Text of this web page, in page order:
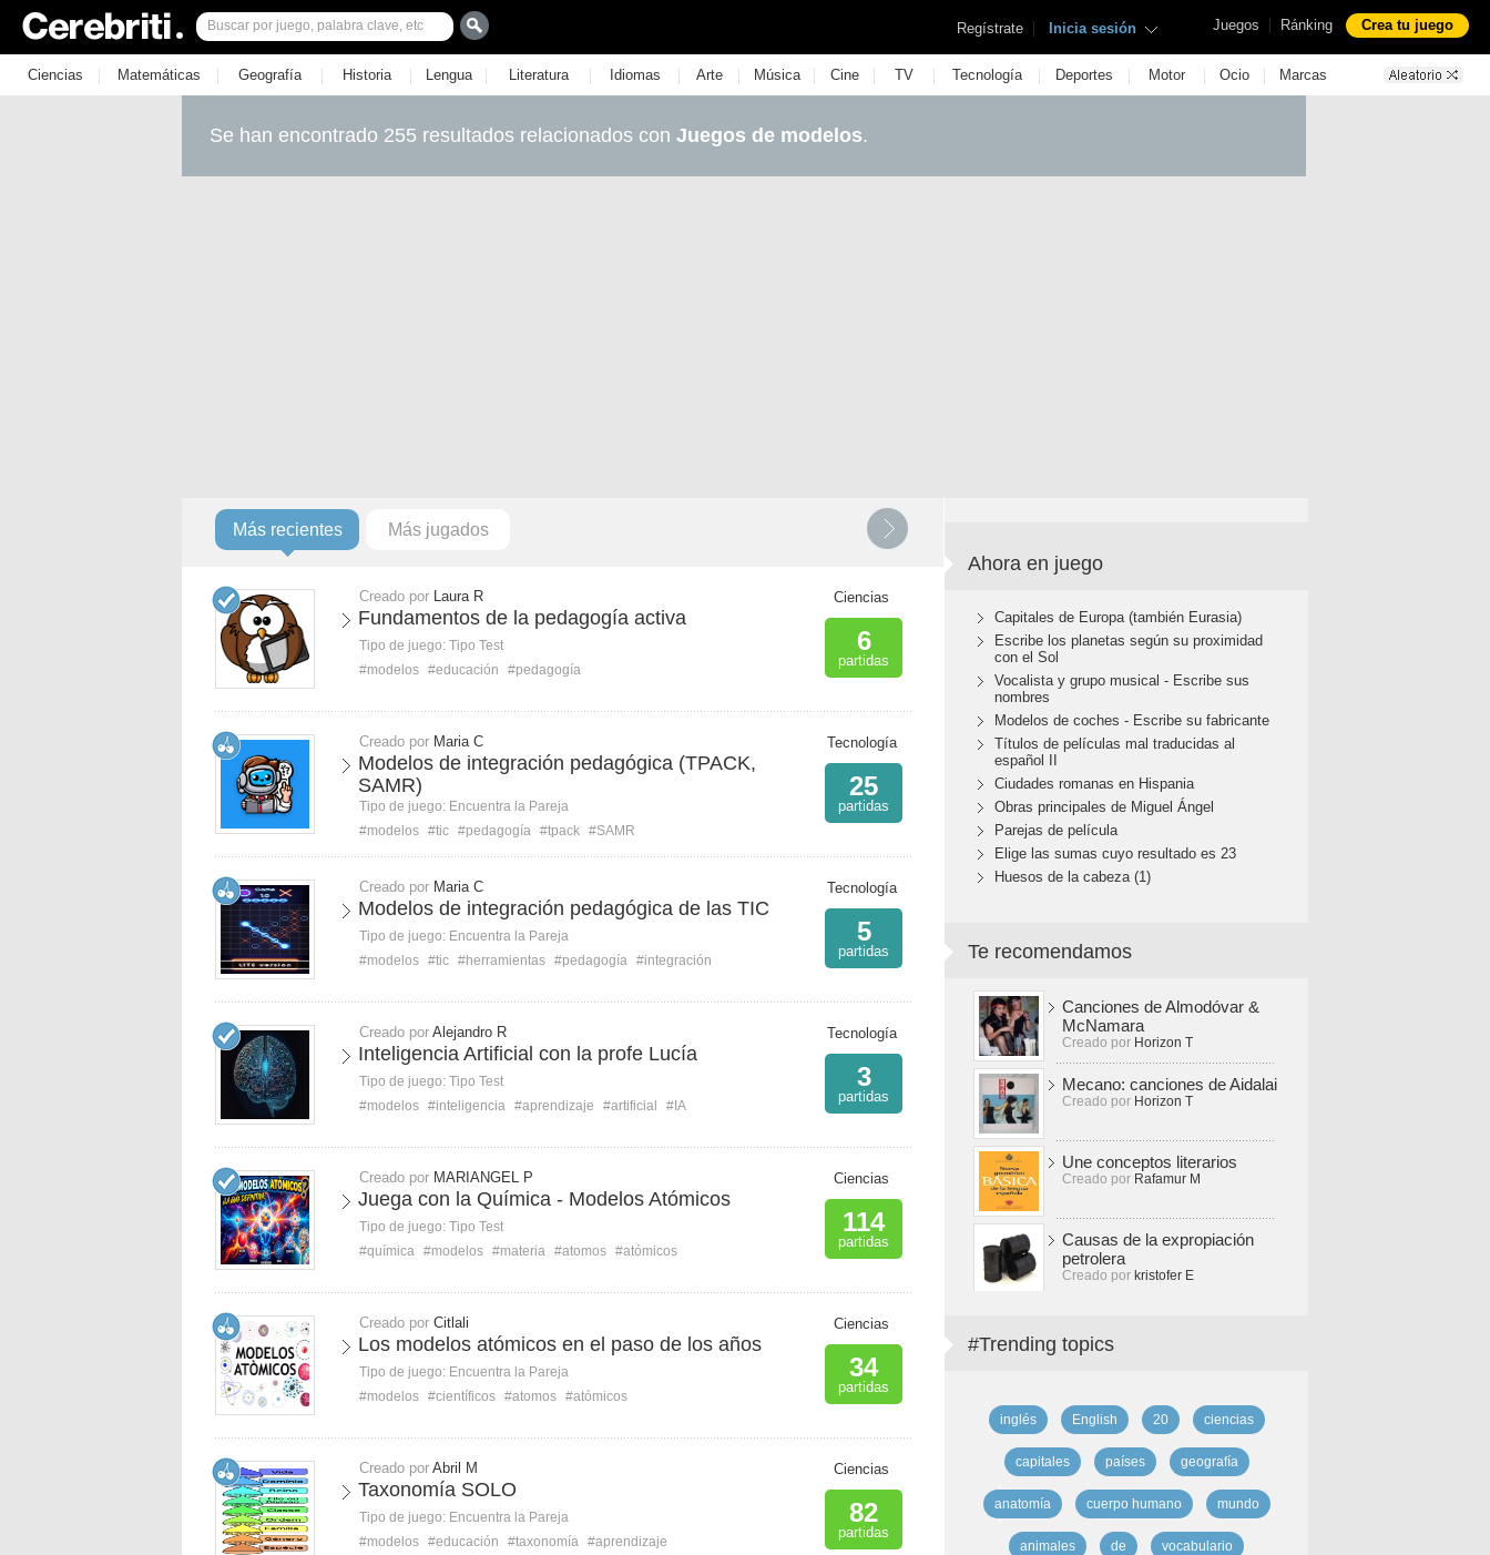
Juegos | Ránking Crea tu juego
Regístrate | Inicia sesión
Ciencias | Matemáticas | Geografía | Historia | Lengua | Literatura | Idiomas | Arte | Música | Cine | TV | Tecnología | Deportes | Motor | Ocio | Marcas
Se han encontrado 255 resultados relacionados con Juegos de modelos.
Más recientes Más jugados
Creado por Laura R
Fundamentos de la pedagogía activa
Tipo de juego: Tipo Test
#modelos #educación #pedagogía
Ciencias
6
partidas
Creado por Maria C
Modelos de integración pedagógica (TPACK,
SAMR)
Tipo de juego: Encuentra la Pareja
#modelos #tic #pedagogía #tpack #SAMR
Tecnología
25
partidas
Creado por Maria C
Modelos de integración pedagógica de las TIC
Tipo de juego: Encuentra la Pareja
#modelos #tic #herramientas #pedagogía #integración
Tecnología
5
partidas
Creado por Alejandro R
Inteligencia Artificial con la profe Lucía
Tipo de juego: Tipo Test
#modelos #inteligencia #aprendizaje #artificial #IA
Tecnología
3
partidas
Creado por MARIANGEL P
Juega con la Química - Modelos Atómicos
Tipo de juego: Tipo Test
#química #modelos #materia #atomos #atómicos
Ciencias
114
partidas
Creado por Citlali
Los modelos atómicos en el paso de los años
Tipo de juego: Encuentra la Pareja
#modelos #científicos #atomos #atómicos
Ciencias
34
partidas
Creado por Abril M
Taxonomía SOLO
Tipo de juego: Encuentra la Pareja
#modelos #educación #taxonomía #aprendizaje
Ciencias
82
partidas
Ahora en juego
Capitales de Europa (también Eurasia)
Escribe los planetas según su proximidad
con el Sol
Vocalista y grupo musical - Escribe sus
nombres
Modelos de coches - Escribe su fabricante
Títulos de películas mal traducidas al
español II
Ciudades romanas en Hispania
Obras principales de Miguel Ángel
Parejas de película
Elige las sumas cuyo resultado es 23
Huesos de la cabeza (1)
Te recomendamos
Canciones de Almodóvar &
McNamara
Creado por Horizon T
Mecano: canciones de Aidalai
Creado por Horizon T
Une conceptos literarios
Creado por Rafamur M
Causas de la expropiación
petrolera
Creado por kristofer E
#Trending topics
inglés English 20 ciencias
capitales países geografía
anatomía cuerpo humano mundo
animales de vocabulario